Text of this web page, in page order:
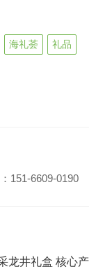
海礼荟 礼品
151-6609-0190
龙井礼盒 核心产